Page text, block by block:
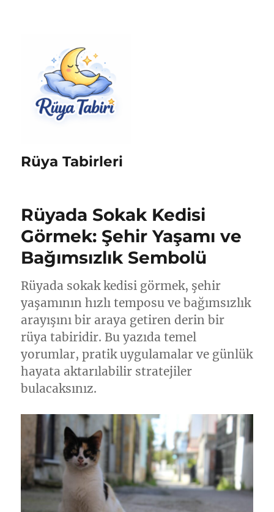
Rüya Tabirleri
Rüyada Sokak Kedisi
Görmek: Şehir Yaşamı ve
Bağımsızlık Sembolü
Rüyada sokak kedisi görmek, şehir
yaşamının hızlı temposu ve bağımsızlık
arayışını bir araya getiren derin bir
rüya tabiridir. Bu yazıda temel
yorumlar, pratik uygulamalar ve günlük
hayata aktarılabilir stratejiler
bulacaksınız.